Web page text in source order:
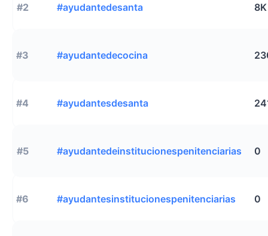
#2 #ayudantedesanta 8K
#3 #ayudantedecocina
#4 #ayudantesdesanta
#5 #ayudantedeinstitucionespenitenciarias 0
#6 #ayudantesinstitucionespenitenciarias 0